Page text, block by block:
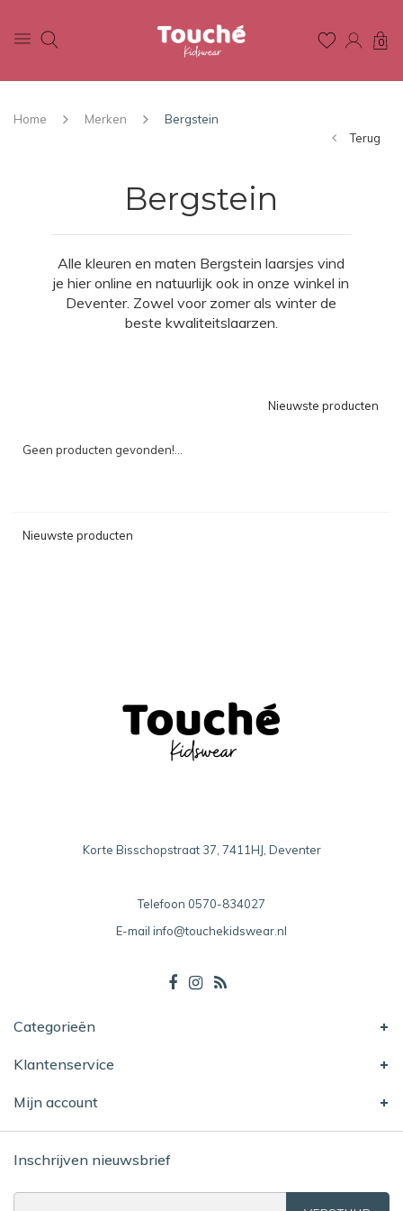
0
Home Merken
Bergstein
Terug
Bergstein
Alle kleuren en maten Bergstein laarsjes vind
je hier online en natuurlijk ook in onze winkel in
Deventer. Zowel voor zomer als winter de
beste kwaliteitslaarzen.
Nieuwste producten
Geen producten gevonden!...
Nieuwste producten
Korte Bisschopstraat 37, 7411HJ, Deventer
Telefoon 0570-834027
E-mail info@touchekidswear.nl
Categorieën
Klantenservice
Mijn account
Inschrijven nieuwsbrief